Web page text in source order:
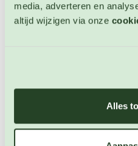
media, adverteren en
altijd wijzigen via onze
Alles